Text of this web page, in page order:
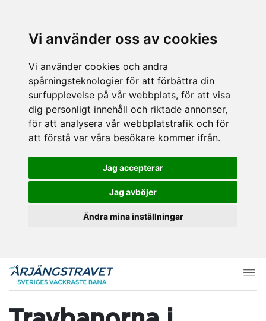
Vi använder oss av cookies
Vi använder cookies och andra
spårningsteknologier för att förbättra din
surfupplevelse på vår webbplats, för att visa
dig personligt innehåll och riktade annonser,
för att analysera vår webbplatstrafik och för
att förstå var våra besökare kommer ifrån.
Jag accepterar
Jag avböjer
Ändra mina inställningar